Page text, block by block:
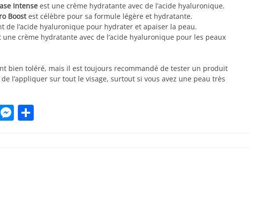
Intense est une crème hydratante avec de l’acide hyaluronique.
Boostest célèbre pour sa formule légère et hydratante.
de l’acide hyaluronique pour hydrater et apaiser la peau.
une crème hydratante avec de l’acide hyaluronique pour les peaux
bien toléré, mais il est toujours recommandé de tester un produit
l’appliquer sur tout le visage, surtout si vous avez une peau très
Messenger